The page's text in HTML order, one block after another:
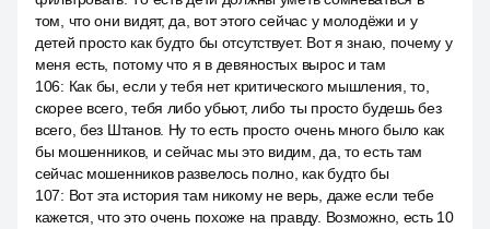
том, что они видят, да, вот этого сейчас у молодёжи и у
детей просто как будто бы отсутствует. Вот я знаю, почему у
меня есть, потому что я в девяностых вырос и там
106: Как бы, если у тебя нет критического мышления, то,
скорее всего, тебя либо убьют, либо ты просто будешь без
всего, без Штанов. Ну то есть просто очень много было как
бы мошенников, и сейчас мы это видим, да, то есть там
сейчас мошенников развелось полно, как будто бы
107: Вот эта история там никому не верь, даже если тебе
кажется, что это очень похоже на правду. Возможно, есть 10